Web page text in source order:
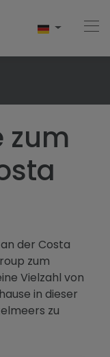
zum
der Costa
zum
Vielzahl von
in dieser
zu